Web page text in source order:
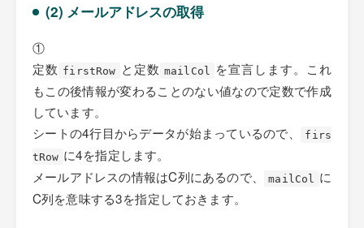
(2) メールアドレスの取得
①
定数 firstRow と定数 mailCol
を宣言します。これ
もこの後情報が変わることのない値なので定数で作成
しています。
シートの4行目からデータが始まっているので、
firs
tRow に4を指定します。
メールアドレスの情報はC列にあるので、
mailCol
に
C列を意味する3を指定しておきます。